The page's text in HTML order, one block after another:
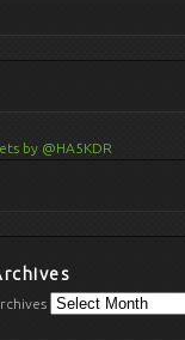
by @HA5KDR